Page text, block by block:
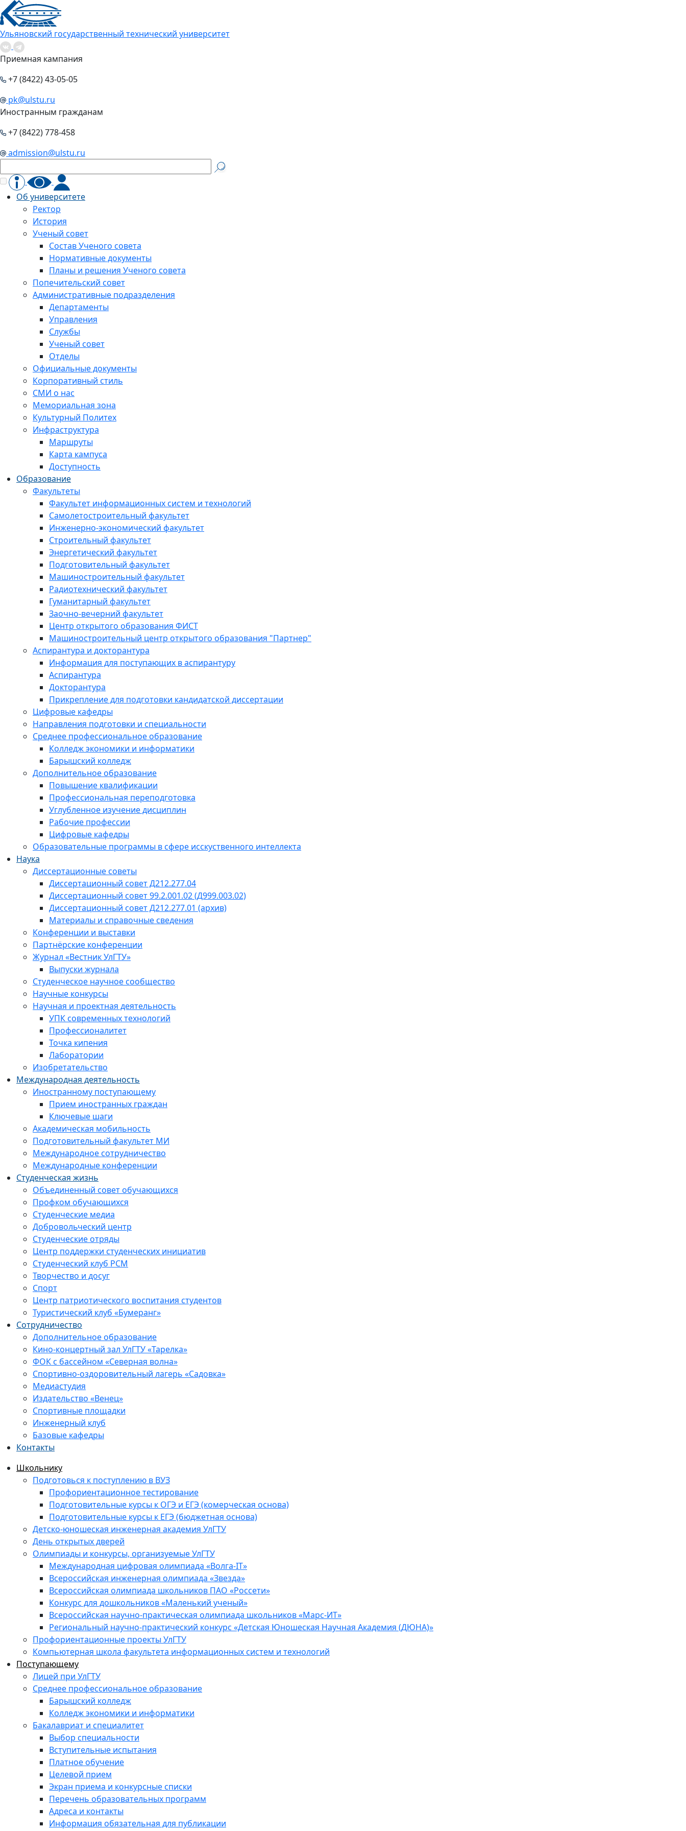
Ульяновский государственный технический университет
Приемная кампания
+7 (8422) 43-05-05
pk@ulstu.ru
Иностранным гражданам
+7 (8422) 778-458
admission@ulstu.ru
Об университете
Ректор
История
Ученый совет
Состав Ученого совета
Нормативные документы
Планы и решения Ученого совета
Попечительский совет
Административные подразделения
Департаменты
Управления
Службы
Ученый совет
Отделы
Официальные документы
Корпоративный стиль
СМИ о нас
Мемориальная зона
Культурный Политех
Инфраструктура
Маршруты
Карта кампуса
Доступность
Образование
Факультеты
Факультет информационных систем и технологий
Самолетостроительный факультет
Инженерно-экономический факультет
Строительный факультет
Энергетический факультет
Подготовительный факультет
Машиностроительный факультет
Радиотехнический факультет
Гуманитарный факультет
Заочно-вечерний факультет
Центр открытого образования ФИСТ
Машиностроительный центр открытого образования "Партнер"
Аспирантура и докторантура
Информация для поступающих в аспирантуру
Аспирантура
Докторантура
Прикрепление для подготовки кандидатской диссертации
Цифровые кафедры
Направления подготовки и специальности
Среднее профессиональное образование
Колледж экономики и информатики
Барышский колледж
Дополнительное образование
Повышение квалификации
Профессиональная переподготовка
Углубленное изучение дисциплин
Рабочие профессии
Цифровые кафедры
Образовательные программы в сфере исскуственного интеллекта
Наука
Диссертационные советы
Диссертационный совет Д212.277.04
Диссертационный совет 99.2.001.02 (Д999.003.02)
Диссертационный совет Д212.277.01 (архив)
Материалы и справочные сведения
Конференции и выставки
Партнёрские конференции
Журнал «Вестник УлГТУ»
Выпуски журнала
Студенческое научное сообщество
Научные конкурсы
Научная и проектная деятельность
УПК современных технологий
Профессионалитет
Точка кипения
Лаборатории
Изобретательство
Международная деятельность
Иностранному поступающему
Прием иностранных граждан
Ключевые шаги
Академическая мобильность
Подготовительный факультет МИ
Международное сотрудничество
Международные конференции
Студенческая жизнь
Объединенный совет обучающихся
Профком обучающихся
Студенческие медиа
Добровольческий центр
Студенческие отряды
Центр поддержки студенческих инициатив
Студенческий клуб РСМ
Творчество и досуг
Спорт
Центр патриотического воспитания студентов
Туристический клуб «Бумеранг»
Сотрудничество
Дополнительное образование
Кино-концертный зал УлГТУ «Тарелка»
ФОК с бассейном «Северная волна»
Спортивно-оздоровительный лагерь «Садовка»
Медиастудия
Издательство «Венец»
Спортивные площадки
Инженерный клуб
Базовые кафедры
Контакты
Школьнику
Подготовься к поступлению в ВУЗ
Профориентационное тестирование
Подготовительные курсы к ОГЭ и ЕГЭ (комерческая основа)
Подготовительные курсы к ЕГЭ (бюджетная основа)
Детско-юношеская инженерная академия УлГТУ
День открытых дверей
Олимпиады и конкурсы, организуемые УлГТУ
Международная цифровая олимпиада «Волга-IT»
Всероссийская инженерная олимпиада «Звезда»
Всероссийская олимпиада школьников ПАО «Россети»
Конкурс для дошкольников «Маленький ученый»
Всероссийская научно-практическая олимпиада школьников «Марс-ИТ»
Региональный научно-практический конкурс «Детская Юношеская Научная Академия (ДЮНА)»
Профориентационные проекты УлГТУ
Компьютерная школа факультета информационных систем и технологий
Поступающему
Лицей при УлГТУ
Среднее профессиональное образование
Барышский колледж
Колледж экономики и информатики
Бакалавриат и специалитет
Выбор специальности
Вступительные испытания
Платное обучение
Целевой прием
Экран приема и конкурсные списки
Перечень образовательных программ
Адреса и контакты
Информация обязательная для публикации